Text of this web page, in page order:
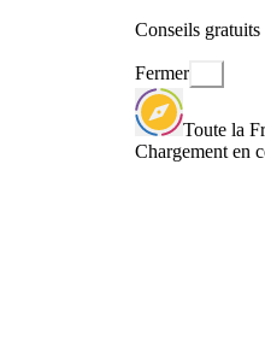
Conseils gratuits
Fermer
Toute la
Chargement en